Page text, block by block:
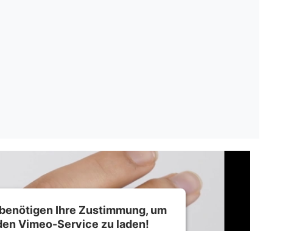
Ihre Zustimmung, um
Vimeo-Service zu laden!